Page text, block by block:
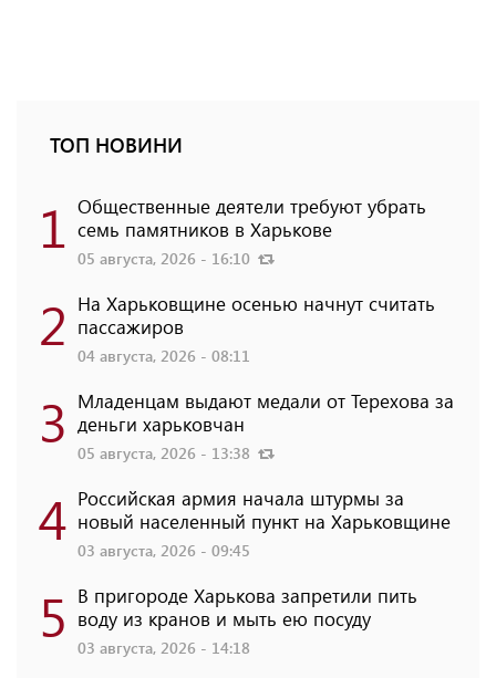
ТОП НОВИНИ
1 Общественные деятели требуют убрать
семь памятников в Харькове
05 августа, 2026 - 16:10
2 На Харьковщине осенью начнут считать
пассажиров
04 августа, 2026 - 08:11
3 Младенцам выдают медали от Терехова за
деньги харьковчан
05 августа, 2026 - 13:38
4 Российская армия начала штурмы за
новый населенный пункт на Харьковщине
03 августа, 2026 - 09:45
5 В пригороде Харькова запретили пить
воду из кранов и мыть ею посуду
03 августа, 2026 - 14:18